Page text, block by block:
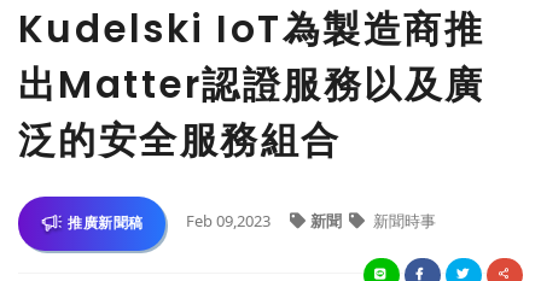
Kudelski IoT為製造商推
出Matter認證服務以及廣
泛的安全服務組合
推廣新聞稿 Feb 09,2023 新聞 新聞時事